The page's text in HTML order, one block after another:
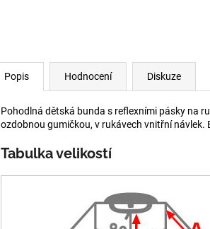
Popis Hodnocení Diskuze
Pohodlná dětská bunda s reflexními pásky na
ozdobnou gumičkou, v rukávech vnitřní návlek.
Tabulka velikostí